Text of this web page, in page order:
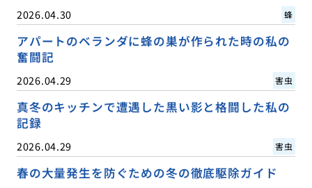
2026.04.30 蜂
アパートのベランダに蜂の巣が作られた時の私の
奮闘記
2026.04.29 害虫
真冬のキッチンで遭遇した黒い影と格闘した私の
記録
2026.04.29 害虫
春の大量発生を防ぐための冬の徹底駆除ガイド